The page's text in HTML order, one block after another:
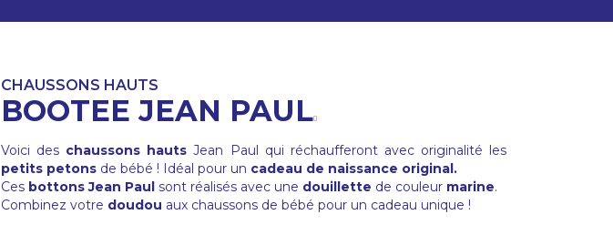
CHAUSSONS HAUTS
BOOTEE JEAN PAUL
Voici des chaussons hauts Jean Paul qui réchaufferont avec originalité les
petits petons de bébé ! Idéal pour un cadeau de naissance original.
Ces bottons Jean Paul sont réalisés avec une douillette de couleur marine.
Combinez votre doudou aux chaussons de bébé pour un cadeau unique !